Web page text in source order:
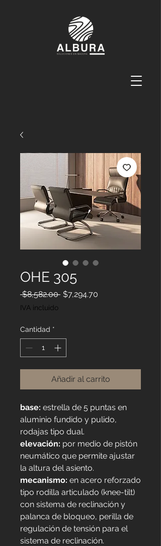
OHE 305
$8,582.00 Precio
$7,294.70
IVA incluido
Cantidad *
Añadir al carrito
base: estrella de 5 puntas en
aluminio fundido y pulido,
rodajas tipo dual.
elevación: por medio de pistón
neumático que permite ajustar
la altura del asiento.
mecanismo: en acero reforzado
tipo rodilla articulado (knee-tilt)
con sistema de reclinación y
palanca de bloqueo, perilla de
regulación de tensión para el
sistema de reclinación.